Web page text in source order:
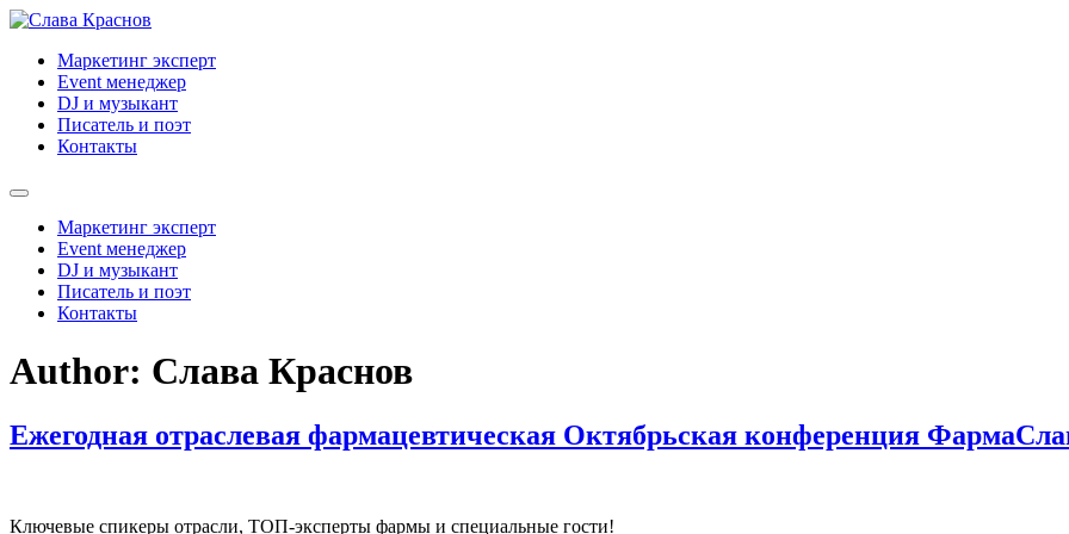
Skip
contentМаркетинг эксперт
Event менеджер
DJ и музыкант
Писатель и поэт
Контакты
Маркетинг эксперт
Event менеджер
DJ и музыкант
Писатель и поэт
Контакты
Author: Слава Краснов
Ежегодная отраслевая фармацевтическая Октябрьская конференция
Ключевые спикеры отрасли, ТОП-эксперты фармы и специальные гости!